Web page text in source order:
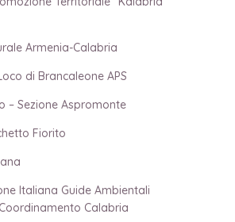
Armenia-Calabria
di Brancaleone APS
– Sezione Aspromonte
Fiorito
Italiana Guide Ambientali
Calabria